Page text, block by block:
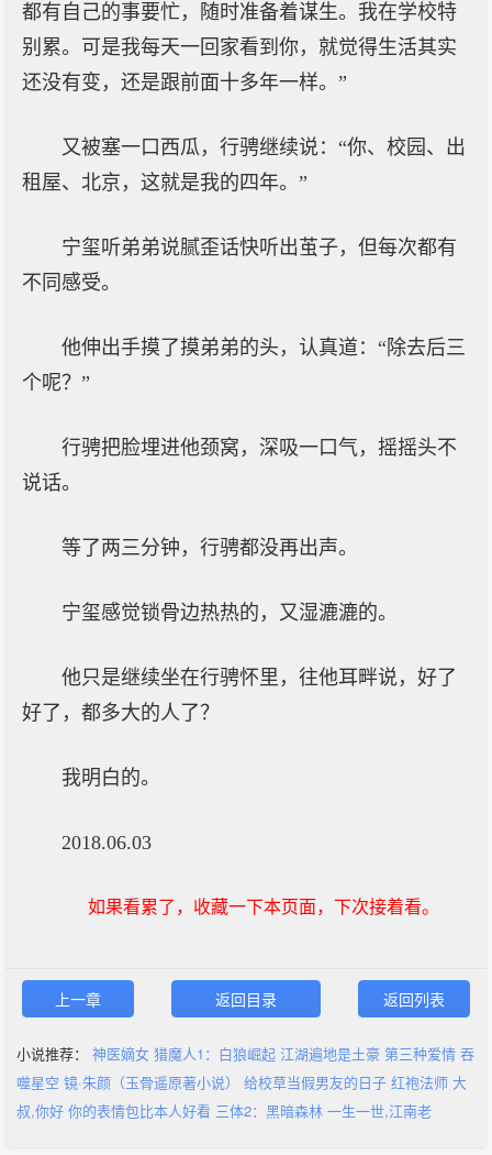
都有自己的事要忙，随时准备着谋生。我在学校特
别累。可是我每天一回家看到你，就觉得生活其实
还没有变，还是跟前面十多年一样。”
又被塞一口西瓜，行骋继续说：“你、校园、出
租屋、北京，这就是我的四年。”
宁玺听弟弟说腻歪话快听出茧子，但每次都有
不同感受。
他伸出手摸了摸弟弟的头，认真道：“除去后三
个呢？”
行骋把脸埋进他颈窝，深吸一口气，摇摇头不
说话。
等了两三分钟，行骋都没再出声。
宁玺感觉锁骨边热热的，又湿漉漉的。
他只是继续坐在行骋怀里，往他耳畔说，好了
好了，都多大的人了？
我明白的。
2018.06.03
如果看累了，收藏一下本页面，下次接着看。
上一章 返回目录 返回列表
小说推荐： 神医嫡女 猎魔人1：白狼崛起 江湖遍地是土豪 第三种爱情 吞
噬星空 镜·朱颜（玉骨遥原著小说） 给校草当假男友的日子 红袍法师 大
叔,你好 你的表情包比本人好看 三体2：黑暗森林 一生一世,江南老